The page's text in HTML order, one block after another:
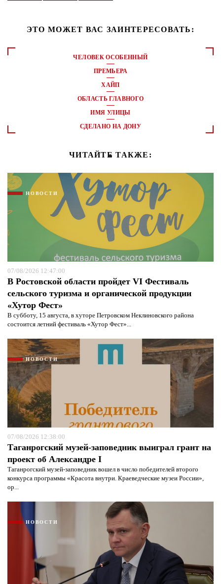
ЭТО МОЖЕТ ВАС ЗАИНТЕРЕСОВАТЬ:
ЧЕЛОВЕК ОСОБЕННЫЙ
ПРЕМЬЕРА
ХАЙП
ОБЛАСТЬ ГЛАВНОГО
ИМЯ УЛИЦЫ
СДЕЛАНО НА ДОНУ
ЧИТАЙТЕ ТАКЖЕ:
НОВОСТИ
07/08/2026 12:47:00
В Ростовской области пройдет VI Фестиваль
сельского туризма и органической продукции
«Хутор Фест»
В субботу, 15 августа, в хуторе Петровском Неклиновского района
состоится летний фестиваль «Хутор Фест»...
НОВОСТИ
07/08/2026 12:38:00
Таганрогский музей-заповедник выиграл грант на
проект об Александре I
Таганрогский музей-заповедник вошел в число победителей второго
конкурса программы «Красота внутри. Краеведческие музеи России»,
ор...
НОВОСТИ